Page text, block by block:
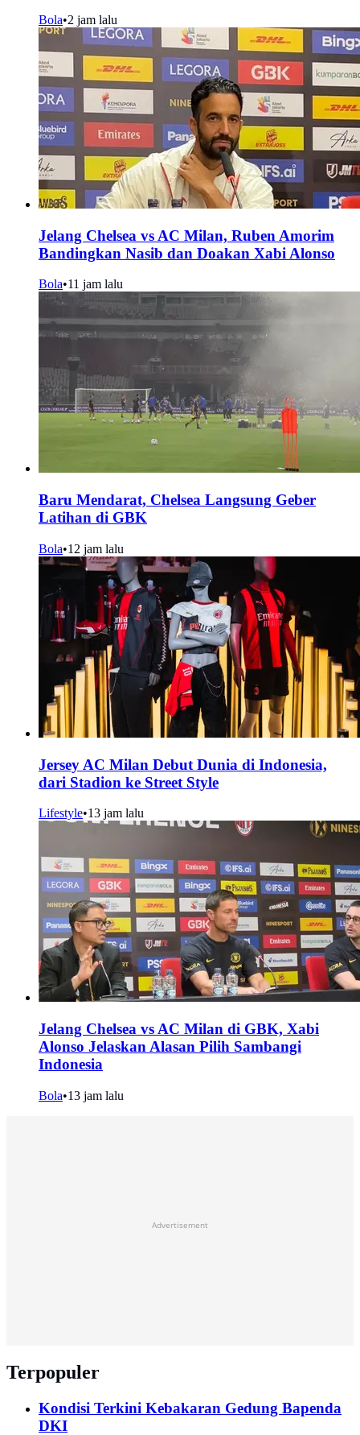
Bola•2 jam lalu
Jelang Chelsea vs AC Milan, Ruben Amorim
Bandingkan Nasib dan Doakan Xabi Alonso
Bola•11 jam lalu
Baru Mendarat, Chelsea Langsung Geber
Latihan di GBK
Bola•12 jam lalu
Jersey AC Milan Debut Dunia di Indonesia,
dari Stadion ke Street Style
Lifestyle•13 jam lalu
Jelang Chelsea vs AC Milan di GBK, Xabi
Alonso Jelaskan Alasan Pilih Sambangi
Indonesia
Bola•13 jam lalu
Advertisement
Terpopuler
Kondisi Terkini Kebakaran Gedung Bapenda
DKI